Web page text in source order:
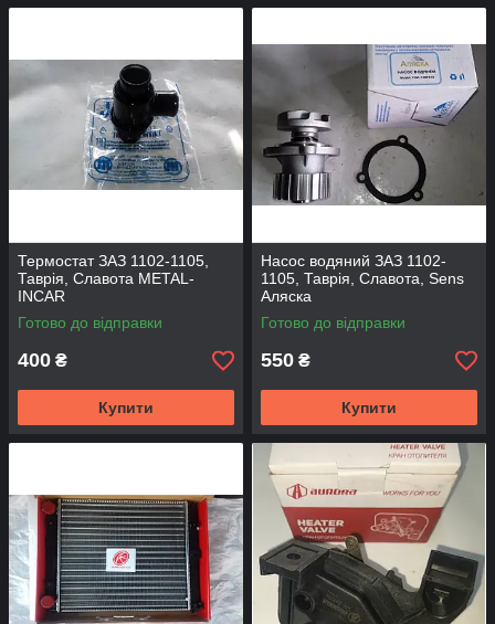
Термостат ЗАЗ 1102-1105,
Таврія, Славота METAL-
INCAR
Готово до відправки
400 ₴
Купити
Насос водяний ЗАЗ 1102-
1105, Таврія, Славота, Sens
Аляска
Готово до відправки
550 ₴
Купити